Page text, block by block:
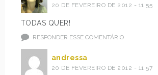
20 DE FEVEREIRO DE 2012 - 11:55
TODAS QUER!
RESPONDER ESSE COMENTÁRIO
andressa
20 DE FEVEREIRO DE 2012 - 11:57